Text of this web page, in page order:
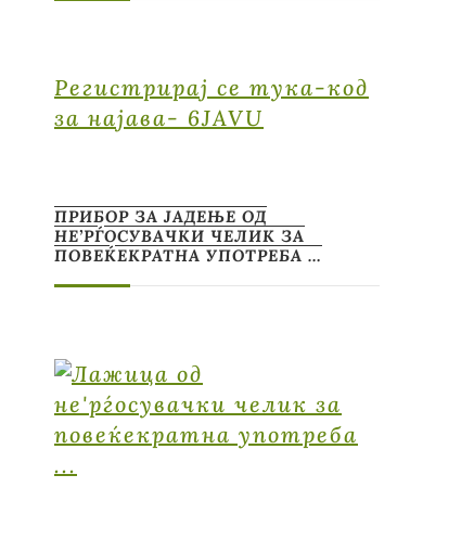
Регистрирај се тука-код
за најава- 6JAVU
ПРИБОР ЗА ЈАДЕЊЕ ОД
НЕ’РЃОСУВАЧКИ ЧЕЛИК ЗА
ПОВЕЌЕКРАТНА УПОТРЕБА …